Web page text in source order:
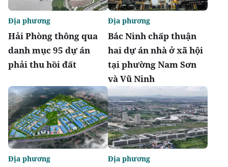
Hải Phòng thông qua
danh mục 95 dự án
phải thu hồi đất
Địa phương
Bắc Ninh chấp thuận
hai dự án nhà ở xã hội
tại phường Nam Sơn
và Vũ Ninh
Địa phương
Địa phương Địa phương